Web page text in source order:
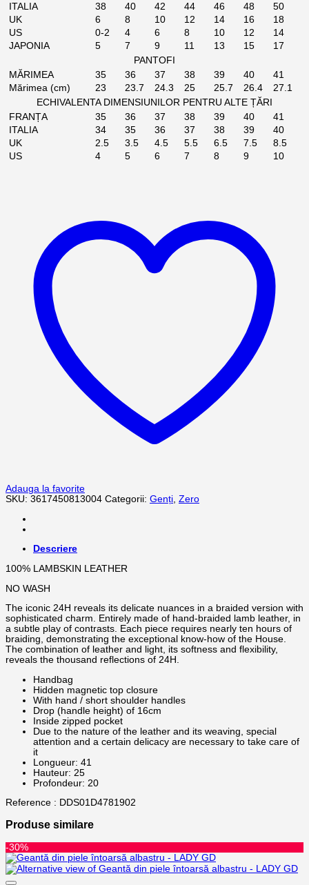
ITALIA
38 40 42 44 46 48
50
UK
6 8 10 12 14 16
18
US
0-2 4 6 8 10 12
14
JAPONIA
5 7 9 11 13 15
17
PANTOFI
MĂRIMEA
35 36 37 38 39 40
41
Mărimea (cm)
23 23.7 24.3 25 25.7 26.4
27.1
ECHIVALENTA DIMENSIUNILOR PENTRU ALTE ȚĂRI
FRANȚA
35 36 37 38 39 40
41
ITALIA
34 35 36 37 38 39
40
UK
2.5 3.5 4.5 5.5 6.5 7.5
8.5
US
4 5 6 7 8 9 10
Adauga la favorite
SKU: 3617450813004 Categorii: Genți, Zero
Descriere
100% LAMBSKIN LEATHER
NO WASH
The iconic 24H reveals its delicate nuances in a braided version with
sophisticated charm. Entirely made of hand-braided lamb leather, in
a subtle play of contrasts. Each piece requires nearly ten hours of
braiding, demonstrating the exceptional know-how of the House.
The combination of leather and light, its softness and flexibility,
reveals the thousand reflections of 24H.
Handbag
Hidden magnetic top closure
With hand / short shoulder handles
Drop (handle height) of 16cm
Inside zipped pocket
Due to the nature of the leather and its weaving, special
attention and a certain delicacy are necessary to take care of
it
Longueur: 41
Hauteur: 25
Profondeur: 20
Reference : DDS01D4781902
Produse similare
-30%